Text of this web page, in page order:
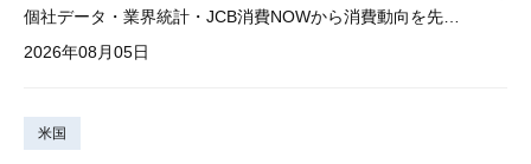
2026年08月05日
米国